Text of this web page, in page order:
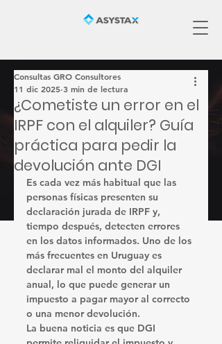
¿Cometiste un error en el
IRPF con el alquiler? Guía
práctica para pedir la
devolución ante DGI
Consultas GRO Consultores
11 dic 2025 3 min de lectura
Es cada vez más habitual que las
personas físicas presenten su
declaración jurada de IRPF y,
tiempo después, detecten errores
en los datos informados. Uno de los
más frecuentes en Uruguay es
declarar mal el monto del alquiler
anual, lo que puede generar un
impuesto a pagar mayor al correcto
o una menor devolución.
La buena noticia es que DGI